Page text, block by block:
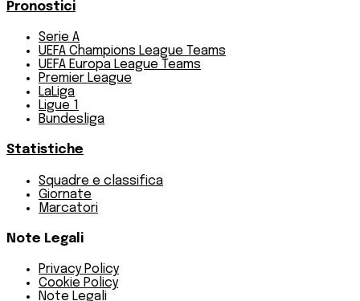
Pronostici
Serie A
UEFA Champions League Teams
UEFA Europa League Teams
Premier League
LaLiga
Ligue 1
Bundesliga
Statistiche
Squadre e classifica
Giornate
Marcatori
Note Legali
Privacy Policy
Cookie Policy
Note Legali